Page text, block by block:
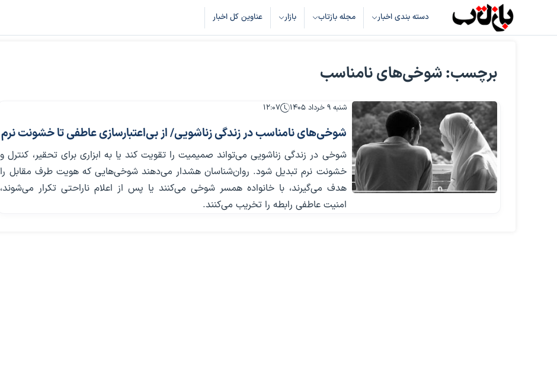
دسته بندی اخبار مجله بازتاب بازار عناوین کل اخبار
برچسب: شوخی‌های نامناسب
شنبه ۹ خرداد ۱۴۰۵ ۱۲:۰۷
شوخی‌های نامناسب در زندگی زناشویی/ از بی‌اعتبارسازی عاطفی تا خشونت نرم
شوخی در زندگی زناشویی می‌تواند صمیمیت را تقویت کند یا به ابزاری برای تحقیر، کنترل و
خشونت نرم تبدیل شود. روان‌شناسان هشدار می‌دهند شوخی‌هایی که هویت طرف مقابل را
هدف می‌گیرند، با خانواده همسر شوخی می‌کنند یا پس از اعلام ناراحتی تکرار می‌شوند،
امنیت عاطفی رابطه را تخریب می‌کنند.